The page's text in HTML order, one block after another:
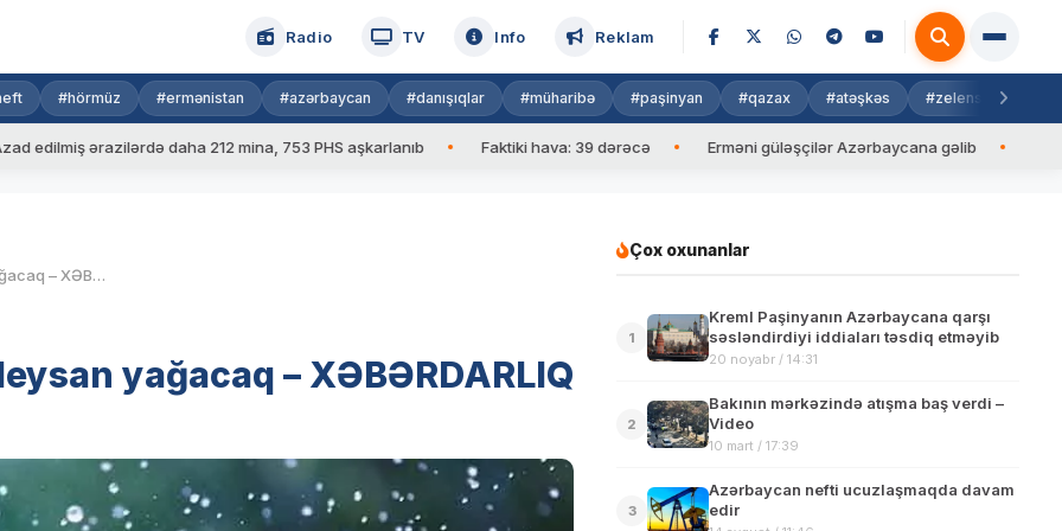
Radio TV Info Reklam
#hörmüz #ermənistan #azərbaycan #danışıqlar #müharibə #paşinyan #qazax #atəşkəs #zelenski
ərazilərdə daha 212 mina, 753 PHS aşkarlanıb Faktiki hava: 39 dərəcə Erməni güləşçilər Azərbaycana gəlib İlham Əliyev
Şimal və qərb rayonlarında leysan yağacaq – XƏBƏRDARLIQ
yağacaq – XƏBƏRDARLIQ
Çox oxunanlar
1
Kreml Paşinyanın Azərbaycana qarşı
səsləndirdiyi iddiaları təsdiq etməyib
20 noyabr / 14:31
2
Bakının mərkəzində atışma baş verdi –
Video
10 mart / 17:39
3
Azərbaycan nefti ucuzlaşmaqda davam
edir